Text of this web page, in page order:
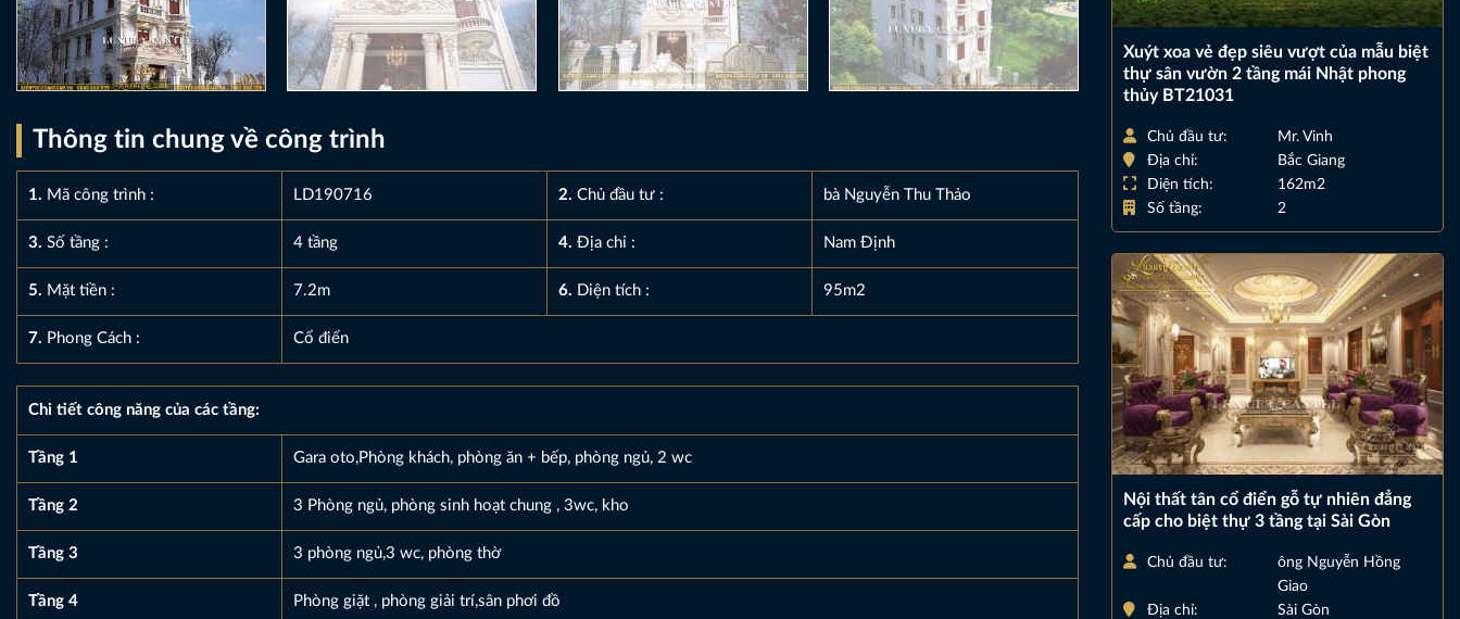
Thông tin chung về công trình
1. Mã công trình : LD190716 2. Chủ đầu tư : bà Nguyễn Thu Thảo
3. Số tầng : 4 tầng 4. Địa chỉ : Nam Định
5. Mặt tiền : 7.2m 6. Diện tích : 95m2
7. Phong Cách : Cổ điển
Chi tiết công năng của các tầng:
Tầng 1 Gara oto,Phòng khách, phòng ăn + bếp, phòng ngủ, 2 wc
Tầng 2 3 Phòng ngủ, phòng sinh hoạt chung , 3wc, kho
Tầng 3 3 phòng ngủ,3 wc, phòng thờ
Tầng 4 Phòng giặt , phòng giải trí,sân phơi đồ
Xuýt xoa vẻ đẹp siêu vượt của mẫu biệt
thự sân vườn 2 tầng mái Nhật phong
thủy BT21031
Chủ đầu tư:
Mr. Vinh
Địa chỉ:
Bắc Giang
Diện tích:
162m2
Số tầng:
2
Nội thất tân cổ điển gỗ tự nhiên đẳng
cấp cho biệt thự 3 tầng tại Sài Gòn
Chủ đầu tư:
ông Nguyễn Hồng
Giao
Địa chỉ:
Sài Gòn